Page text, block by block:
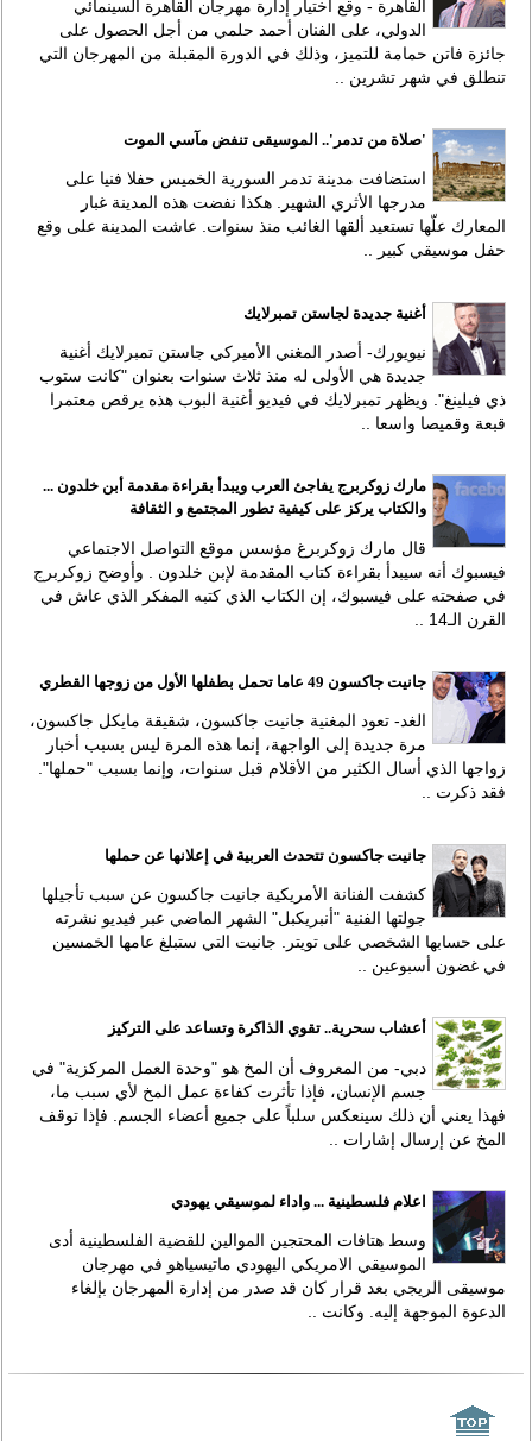
القاهرة - وقع اختيار إدارة مهرجان القاهرة السينمائي
الدولي، على الفنان أحمد حلمي من أجل الحصول على
جائزة فاتن حمامة للتميز، وذلك في الدورة المقبلة من المهرجان التي
تنطلق في شهر تشرين ..
'صلاة من تدمر'.. الموسيقى تنفض مآسي الموت
استضافت مدينة تدمر السورية الخميس حفلا فنيا على
مدرجها الأثري الشهير. هكذا نفضت هذه المدينة غبار
المعارك علّها تستعيد ألقها الغائب منذ سنوات. عاشت المدينة على وقع
حفل موسيقي كبير ..
أغنية جديدة لجاستن تمبرلايك
نيويورك- أصدر المغني الأميركي جاستن تمبرلايك أغنية
جديدة هي الأولى له منذ ثلاث سنوات بعنوان "كانت ستوب
ذي فيلينغ". ويظهر تمبرلايك في فيديو أغنية البوب هذه يرقص معتمرا
قبعة وقميصا واسعا ..
مارك زوكربرج يفاجئ العرب ويبدأ بقراءة مقدمة أبن خلدون ...
والكتاب يركز على كيفية تطور المجتمع و الثقافة
قال مارك زوكربرغ مؤسس موقع التواصل الاجتماعي
فيسبوك أنه سيبدأ بقراءة كتاب المقدمة لإبن خلدون . وأوضح زوكربرج
في صفحته على فيسبوك، إن الكتاب الذي كتبه المفكر الذي عاش في
القرن الـ14 ..
جانيت جاكسون 49 عاما تحمل بطفلها الأول من زوجها القطري
الغد- تعود المغنية جانيت جاكسون، شقيقة مايكل جاكسون،
مرة جديدة إلى الواجهة، إنما هذه المرة ليس بسبب أخبار
زواجها الذي أسال الكثير من الأقلام قبل سنوات، وإنما بسبب "حملها".
فقد ذكرت ..
جانيت جاكسون تتحدث العربية في إعلانها عن حملها
كشفت الفنانة الأمريكية جانيت جاكسون عن سبب تأجيلها
جولتها الفنية "أنبريكبل" الشهر الماضي عبر فيديو نشرته
على حسابها الشخصي على تويتر. جانيت التي ستبلغ عامها الخمسين
في غضون أسبوعين ..
أعشاب سحرية.. تقوي الذاكرة وتساعد على التركيز
دبي- من المعروف أن المخ هو "وحدة العمل المركزية" في
جسم الإنسان، فإذا تأثرت كفاءة عمل المخ لأي سبب ما،
فهذا يعني أن ذلك سينعكس سلباً على جميع أعضاء الجسم. فإذا توقف
المخ عن إرسال إشارات ..
اعلام فلسطينية ... واداء لموسيقي يهودي
وسط هتافات المحتجين الموالين للقضية الفلسطينية أدى
الموسيقي الامريكي اليهودي ماتيسياهو في مهرجان
موسيقى الريجي بعد قرار كان قد صدر من إدارة المهرجان بإلغاء
الدعوة الموجهة إليه. وكانت ..